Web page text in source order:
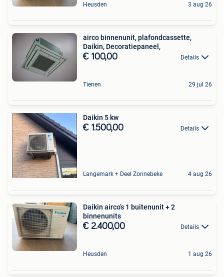
Heusden 3 aug 26
airco binnenunit, plafondcassette,
Daikin, Decoratiepaneel,
€ 100,00 Details
Tienen 29 jul 26
Daikin 5 kw
€ 1.500,00 Details
Langemark + Deel Zonnebeke 4 aug 26
Daikin airco’s 1 buitenunit + 2
binnenunits
€ 2.400,00 Details
Heusden 1 aug 26